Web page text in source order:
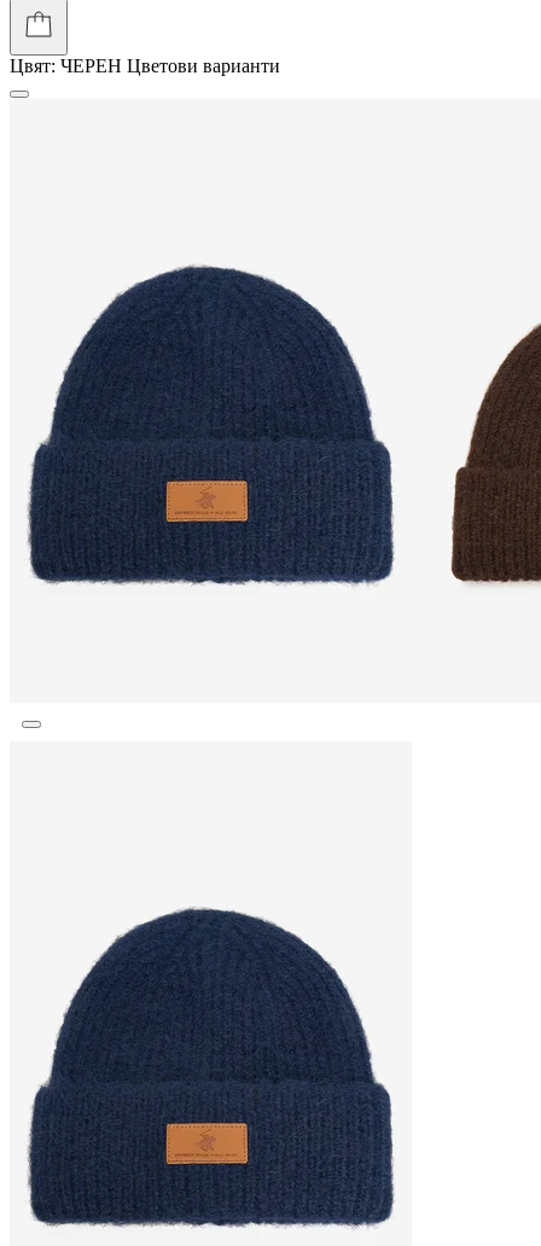
Цвят: ЧЕРЕН Цветови варианти